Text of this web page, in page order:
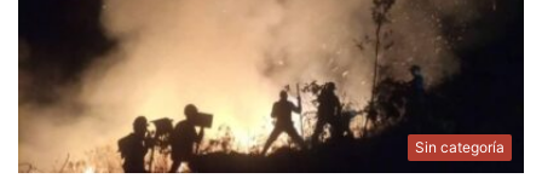
Sin categoría